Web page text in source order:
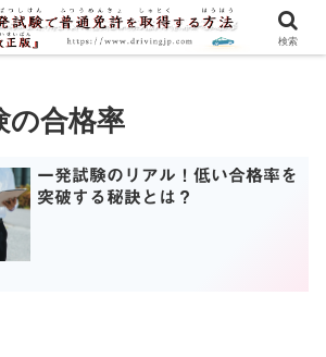
流れから合格のコツまで、徹底解説！
の合格率
一発試験のリアル！低い合格率を
突破する秘訣とは？
検索